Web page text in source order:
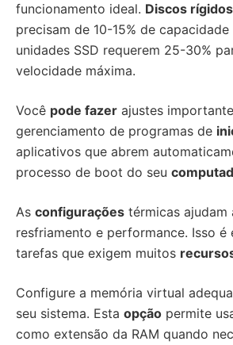
funcionamento ideal. Discos rígidos
precisam de 10-15% de
unidades SSD requerem 25-30%
velocidade máxima.
Você pode fazer ajustes
gerenciamento de programas de
aplicativos que abrem
processo de boot do seu
As configurações térmicas ajudam
resfriamento e performance. Isso é
tarefas que exigem muitos
Configure a memória virtual
seu sistema. Esta opção permite
como extensão da RAM quando